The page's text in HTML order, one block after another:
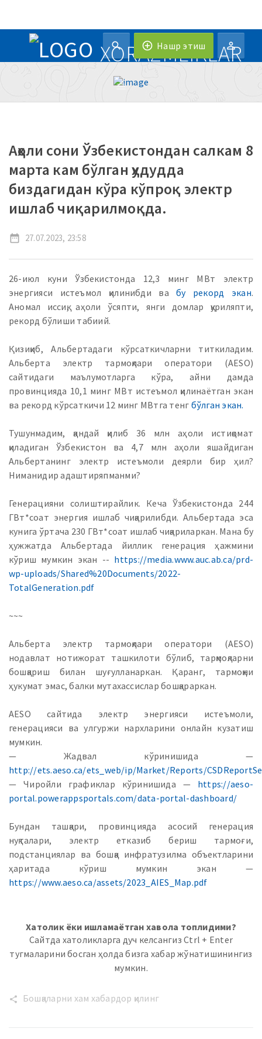
XORAZMLIKLAR
menu
search add_circle_outline Нашр этиш person_outline
Аҳоли сони Ўзбекистондан салкам 8
марта кам бўлган ҳудудда
биздагидан кўра кўпроқ электр
ишлаб чиқарилмоқда.
date_range 27.07.2023, 23:58
26-июл куни Ўзбекистонда 12,3 минг МВт электр
энергияси истеъмол қилинибди ва бу рекорд экан.
Аномал иссиқ, аҳоли ўсяпти, янги домлар қуриляпти,
рекорд бўлиши табиий.
Қизиқиб, Альбертадаги кўрсаткичларни титкиладим.
Альберта электр тармоқлари оператори (AESO)
сайтидаги маълумотларга кўра, айни дамда
провинцияда 10,1 минг МВт истеъмол қилинаётган экан
ва рекорд кўрсаткичи 12 минг МВтга тенг бўлган экан.
Тушунмадим, қандай қилиб 36 млн аҳоли истиқомат
қиладиган Ўзбекистон ва 4,7 млн аҳоли яшайдиган
Альбертанинг электр истеъмоли деярли бир ҳил?
Ниманидир адаштиряпманми?
Генерацияни солиштирайлик. Кеча Ўзбекистонда 244
ГВт*соат энергия ишлаб чиқарилибди. Альбертада эса
кунига ўртача 230 ГВт*соат ишлаб чиқариларкан. Мана бу
ҳужжатда Альбертада йиллик генерация ҳажмини
кўриш мумкин экан -- https://media.www.auc.ab.ca/prd-
wp-uploads/Shared%20Documents/2022-
TotalGeneration.pdf
~~~
Альберта электр тармоқлари оператори (AESO)
нодавлат нотижорат ташкилоти бўлиб, тарқмоқларни
бошқариш билан шуғулланаркан. Қаранг, тармоқни
ҳукумат эмас, балки мутахассислар бошқараркан.
AESO сайтида электр энергияси истеъмоли,
генерацияси ва улгуржи нархларини онлайн кузатиш
мумкин.
— Жадвал кўринишида —
http://ets.aeso.ca/ets_web/ip/Market/Reports/
— Чиройли графиклар кўринишида — https://aeso-
portal.powerappsportals.com/data-portal-dashboard/
Бундан ташқари, провинцияда асосий генерация
нуқталари, электр етказиб бериш тармоғи,
подстанциялар ва бошқа инфратузилма объектларини
ҳаритада кўриш мумкин экан —
https://www.aeso.ca/assets/2023_AIES_Map.pdf
Хатолик ёки ишламаётган хавола топлидими?
Сайтда хатоликларга дуч келсангиз Ctrl + Enter
тугмаларини босган ҳолда бизга хабар жўнатишинингиз
мумкин.
share Бошқаларни хам хабардор қилинг